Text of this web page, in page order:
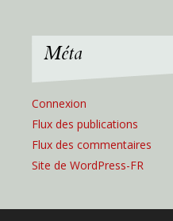
Méta
Connexion
Flux des publications
Flux des commentaires
Site de WordPress-FR